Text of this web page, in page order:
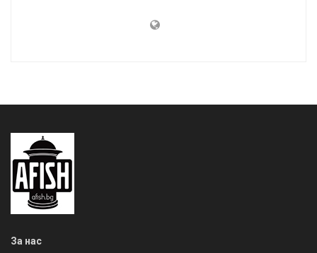
За нас